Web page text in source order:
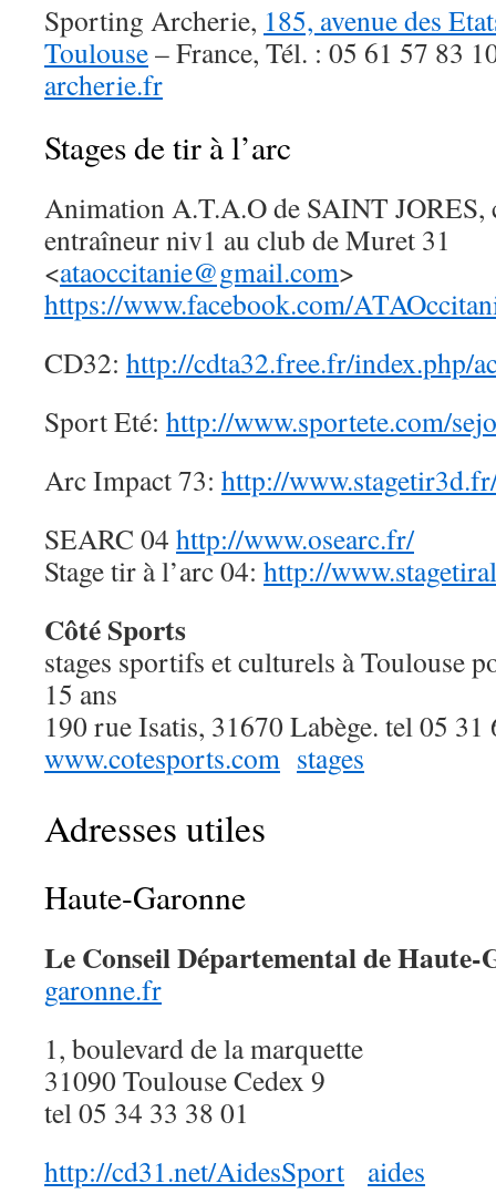
Sporting Archerie, 185, avenue des
Toulouse– France, Tél. : 05 61 57 83
archerie.fr
Stages de tir à l’arc
Animation A.T.A.O de SAINT JORES,
entraîneur niv1 au club de Muret 31
<ataoccitanie@gmail.com>
https://www.facebook.com/
CD32: http://cdta32.free.fr/index.php/
Sport Eté: http://www.sportete.com/
Arc Impact 73: http://
SEARC 04 http://www.osearc.fr/
Stage tir à l’arc 04: http://
Côté Sports
stages sportifs et culturels à Toulouse
15 ans
190 rue Isatis, 31670 Labège. tel 05 31
www.cotesports.com stages
Adresses utiles
Haute-Garonne
Le Conseil Départemental de Haute-
garonne.fr
1, boulevard de la marquette
31090 Toulouse Cedex 9
tel 05 34 33 38 01
http://cd31.net/AidesSport
aides